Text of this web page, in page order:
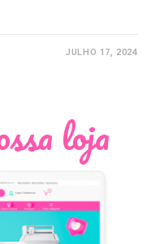
JULHO 17, 2024
loja